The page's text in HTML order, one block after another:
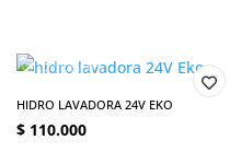
HIDRO LAVADORA 24V EKO
$ 110.000